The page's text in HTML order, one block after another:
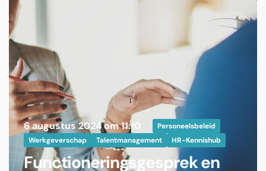
6 augustus 2024 om 11:10
Personeelsbeleid
Werkgeverschap
Talentmanagement HR-Kennishub
Functioneringsgesprek en